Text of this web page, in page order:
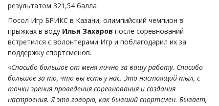
результатом 321,54 балла
Посол Игр БРИКС в Казани, олимпийский чемпион в
прыжках в воду Илья Захаров после соревнований
встретился с волонтерами Игр и поблагодарил их за
поддержку спортсменов.
«Спасибо большое от меня лично за вашу работу. Спасибо
большое за то, что вы есть у нас. Это настоящий тыл, с
точки зрения проведения соревнования и создания
настроения. Я это говорю, как бывший спортсмен. Бывает,